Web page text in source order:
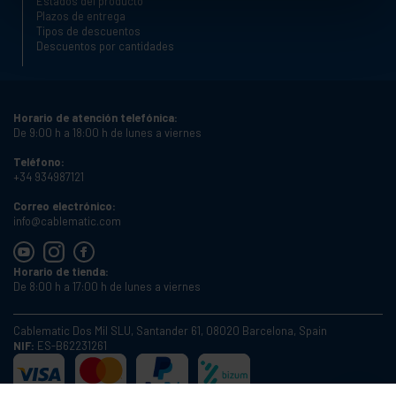
Plazos de entrega
Tipos de descuentos
Descuentos por cantidades
Horario de atención telefónica:
De 9:00 h a 18:00 h de lunes a viernes
Teléfono:
+34 934987121
Correo electrónico:
info@cablematic.com
Horario de tienda:
De 8:00 h a 17:00 h de lunes a viernes
Cablematic Dos Mil SLU, Santander 61, 08020 Barcelona, Spain
NIF: ES-B62231261